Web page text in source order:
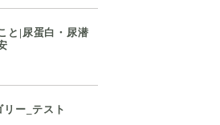
と|尿蛋白・尿潜
ー_テスト